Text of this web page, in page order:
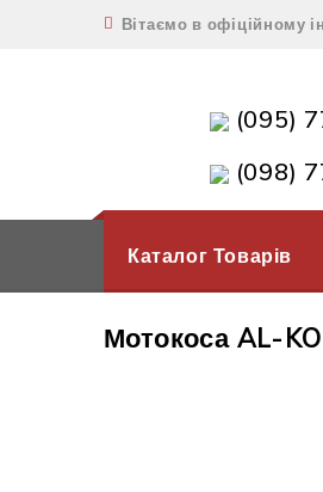
Вітаємо в офіційному
(095)
(098)
Каталог Товарів
Мотокоса AL-